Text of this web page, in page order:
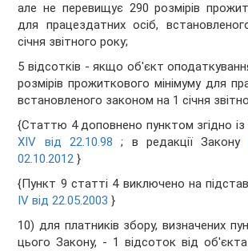
але не перевищує 290 розмірів
для працездатних осіб,
січня звітного року;
5 відсотків - якщо об'єкт
розмірів прожиткового мінімуму для
встановленого законом на 1 січня
{Статтю 4 доповнено пунктом згідно
XIV від 22.10.98 ; в редакції Закону
02.10.2012 }
{Пункт 9 статті 4 виключено на
IV від 22.05.2003 }
10) для платників збору, визначених
цього Закону, - 1 відсоток від